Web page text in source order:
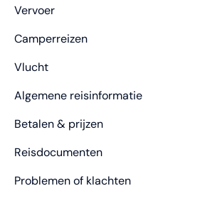
Vervoer
Camperreizen
Vlucht
Algemene reisinformatie
Betalen & prijzen
Reisdocumenten
Problemen of klachten